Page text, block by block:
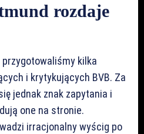
rozdaje
kilka
i krytykujących BVB. Za
jednak znak zapytania i
one na stronie.
irracjonalny wyścig po